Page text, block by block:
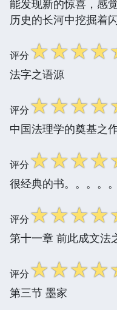
能发现新的惊喜，感
历史的长河中挖掘着
评分☆☆☆☆
法字之语源
评分☆☆☆☆
中国法理学的奠基之
评分☆☆☆☆
很经典的书。。。。。
评分☆☆☆☆
第十一章 前此成文法
评分☆☆☆☆
第三节 墨家